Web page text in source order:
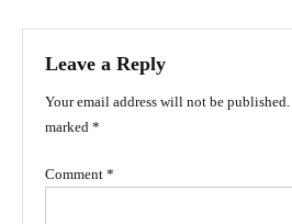
navigation
Leave a Reply
Your email address will not be published.
marked *
Comment *